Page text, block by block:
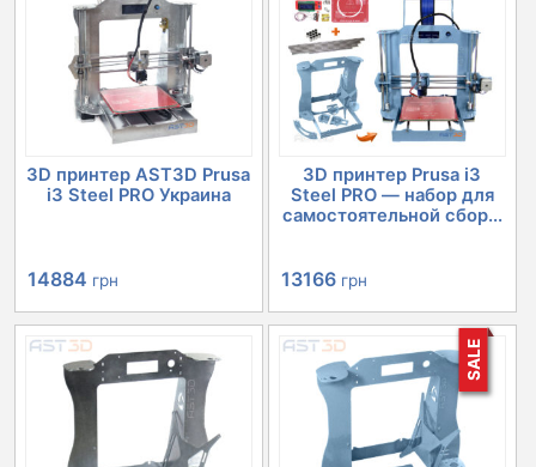
3D принтер AST3D Prusa
i3 Steel PRO Украина
Первоначальная
цена
составляла
16579 грн.
14884 грн
цена:
14884 грн.
3D принтер Prusa i3
Steel PRO — набор для
самостоятельной сбор...
Первоначальная
цена
составляла
14701 грн.
13166 грн
цена:
13166 грн. SALE